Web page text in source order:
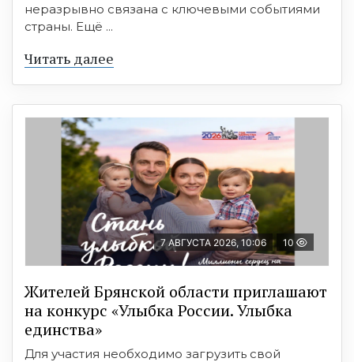
неразрывно связана с ключевыми событиями
страны. Ещё ...
Читать далее
7 АВГУСТА 2026, 10:06 10
Жителей Брянской области приглашают
на конкурс «Улыбка России. Улыбка
единства»
Для участия необходимо загрузить свой